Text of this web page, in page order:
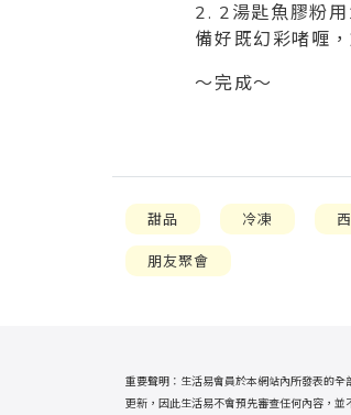
2. 2湯匙魚膠粉
備好既幻彩啫喱
～完成～
甜品 冷凍
朋友聚會
重要聲明：生活易會員於本網站內所發表的全
更新，因此生活易不會預先審查任何內容，並